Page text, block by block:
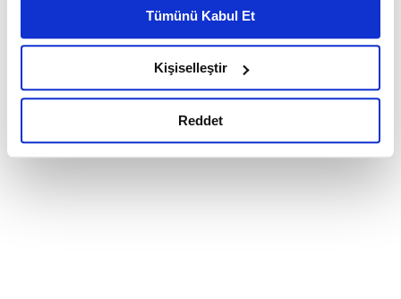
Metnimizi ziyaret edebilirsiniz.
6698 sayılı Kişisel Verilerin Korunması Kanunu uyarınca
okumak ve sitemizi ziyaretiniz kapsamında
gerçekleştirilen veri işleme faaliyetleri ile ilgili daha
detaylı bilgi almak için lütfentıklayınız.
Tümünü Kabul Et
Kişiselleştir
Reddet